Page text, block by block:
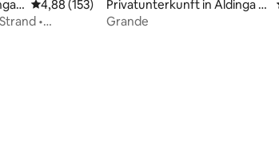
Durchschnittliche Bewertung: 4,88 von 5,
4,88 (153)
•
Privatunterkunft in Aldinga B
each
Grande